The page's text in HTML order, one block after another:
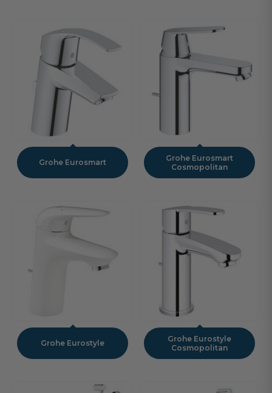
Grohe Eurosmart
Grohe Eurosmart
Cosmopolitan
Grohe Eurostyle
Grohe Eurostyle
Cosmopolitan